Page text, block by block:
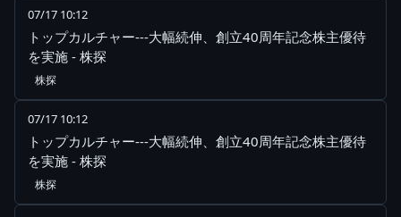
07/17 10:12
トップカルチャー---大幅続伸、創立40周年記念株主優待
を実施 - 株探
株探
07/17 10:12
トップカルチャー---大幅続伸、創立40周年記念株主優待
を実施 - 株探
株探